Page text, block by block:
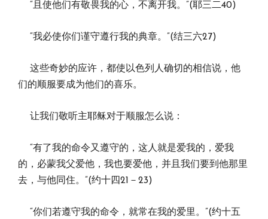
“且使他们有敬畏我的心，不离开我。”(耶三二40)
“我必使你们谨守遵行我的典章。”(结三六27)
这些奇妙的应许，都使以色列人确切的相信说，他
们的顺服要成为他们的喜乐。
让我们敬听主耶稣对于顺服怎么说：
“有了我的命令又遵守的，这人就是爱我的，爱我
的，必蒙我父爱他，我也要爱他，并且我们要到他那里
去，与他同住。”(约十四21－23)
“你们若遵守我的命令，就常在我的爱里。”(约十五